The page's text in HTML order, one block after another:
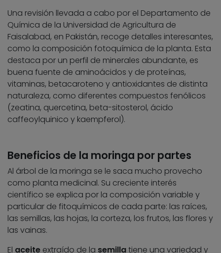
Una revisión llevada a cabo por el Departamento de
Química de la Universidad de Agricultura de
Faisalabad, en Pakistán, recoge detalles interesantes,
como la composición fotoquímica de la planta. Esta
destaca por un perfil de minerales abundante, es
buena fuente de aminoácidos y de proteínas,
vitaminas, betacaroteno y antioxidantes de distinta
naturaleza, como diferentes compuestos fenólicos
(zeatina, quercetina, beta-sitosterol, ácido
caffeoylquinico y kaempferol).
Beneficios de la moringa por partes
Al árbol de la moringa se le saca mucho provecho
como planta medicinal. Su creciente interés
científico se explica por la composición variable y
particular de fitoquímicos de cada parte: las raíces,
las semillas, las hojas, la corteza, los frutos, las flores y
las vainas.
El aceite extraído de la semillatiene una variedad y